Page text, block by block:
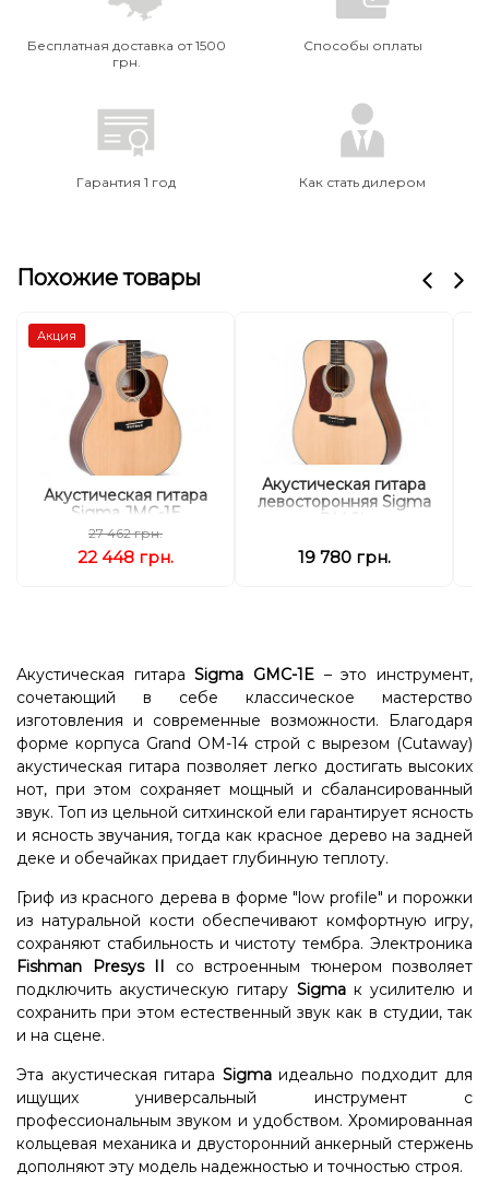
Бесплатная доставка от 1500
грн.
Способы оплаты
Гарантия 1 год Как стать дилером
Похожие товары
Акция
Акустическая гитара
Sigma JMC-1E
27 462 грн.
22 448 грн.
Акустическая гитара
левосторонняя Sigma
19 780 грн.
Акустическая гитараSigma GMC-1E – это инструмент,
сочетающий в себе классическое мастерство
изготовления и современные возможности. Благодаря
форме корпуса Grand OM-14 строй с вырезом (Cutaway)
акустическая гитара позволяет легко достигать высоких
нот, при этом сохраняет мощный и сбалансированный
звук. Топ из цельной ситхинской ели гарантирует ясность
и ясность звучания, тогда как красное дерево на задней
деке и обечайках придает глубинную теплоту.
Гриф из красного дерева в форме "low profile" и порожки
из натуральной кости обеспечивают комфортную игру,
сохраняют стабильность и чистоту тембра. Электроника
Fishman Presys II со встроенным тюнером позволяет
подключить акустическую гитару Sigmaк усилителю и
сохранить при этом естественный звук как в студии, так
и на сцене.
Эта акустическая гитара Sigmaидеально подходит для
ищущих универсальный инструмент с
профессиональным звуком и удобством. Хромированная
кольцевая механика и двусторонний анкерный стержень
дополняют эту модель надежностью и точностью строя.